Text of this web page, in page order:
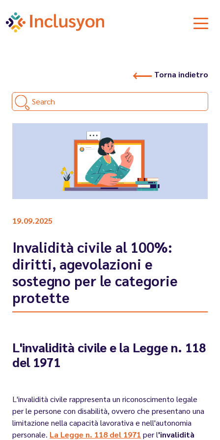
Torna indietro
Search
19.09.2025
Invalidità civile al 100%:
diritti, agevolazioni e
sostegno per le categorie
protette
L'invalidità civile e la Legge n. 118
del 1971
L'invalidità civile rappresenta un riconoscimento legale
per le persone con disabilità, ovvero che presentano una
limitazione nella capacità lavorativa e nell'autonomia
personale. La Legge n. 118 del 1971 per l'invalidità